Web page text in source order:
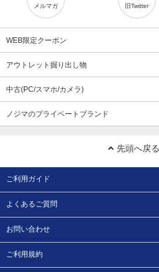
メルマガ 旧Twitter
WEB限定クーポン
アウトレット掘り出し物
中古(PC/スマホ/カメラ)
ノジマのプライベートブランド
先頭へ戻る
ご利用ガイド
よくあるご質問
お問い合わせ
ご利用規約